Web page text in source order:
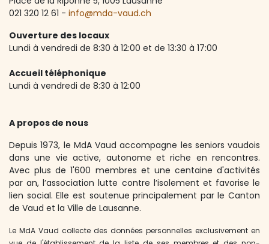
021 320 12 61 - info@mda-vaud.ch
Ouverture des locaux
Lundi à vendredi de 8:30 à 12:00 et de 13:30 à 17:00
Accueil téléphonique
Lundi à vendredi de 8:30 à 12:00
A propos de nous
Depuis 1973, le MdA Vaud accompagne les seniors vaudois
dans une vie active, autonome et riche en rencontres.
Avec plus de 1'600 membres et une centaine d'activités
par an, l’association lutte contre l’isolement et favorise le
lien social. Elle est soutenue principalement par le Canton
de Vaud et la Ville de Lausanne.
Le MdA Vaud collecte des données personnelles exclusivement en